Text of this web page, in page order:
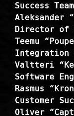
Success
Aleksander
Director of
Teemu
Integration
Valtteri
Software
Rasmus
Customer
Oliver